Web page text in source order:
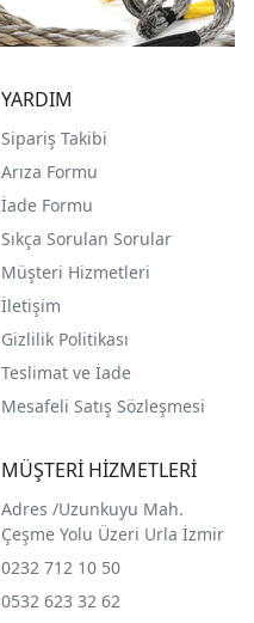
YARDIM
Sipariş Takibi
Arıza Formu
İade Formu
Sıkça Sorulan Sorular
Müşteri Hizmetleri
İletişim
Gizlilik Politikası
Teslimat ve İade
Mesafeli Satış Sözleşmesi
MÜŞTERİ HİZMETLERİ
Adres /Uzunkuyu Mah.
Çeşme Yolu Üzeri Urla İzmir
0232 712 10 50
0532 623 32 62